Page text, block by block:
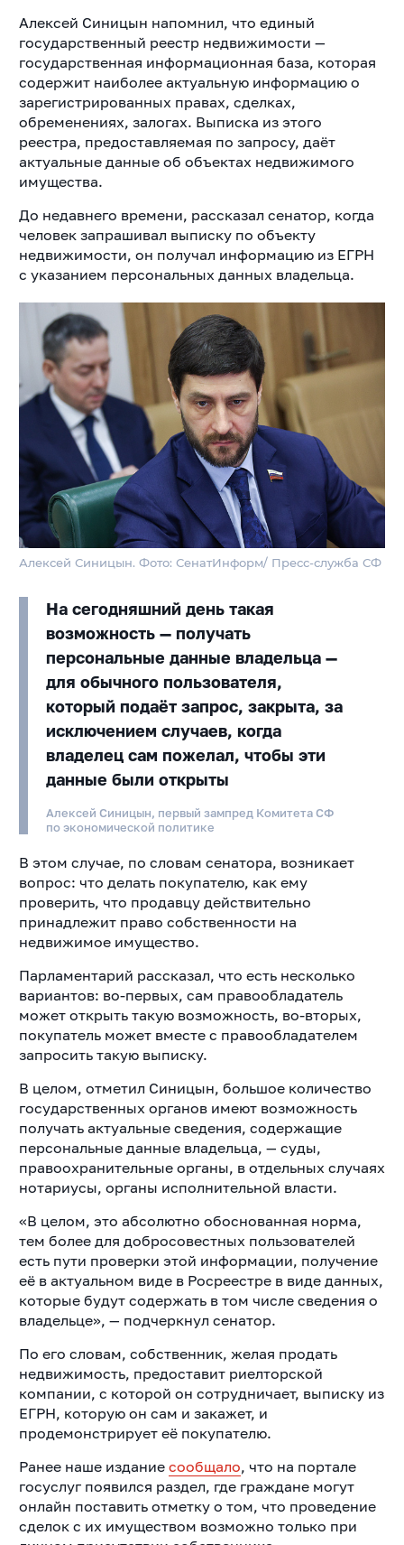
Алексей Синицын напомнил, что единый
государственный реестр недвижимости —
государственная информационная база, которая
содержит наиболее актуальную информацию о
зарегистрированных правах, сделках,
обременениях, залогах. Выписка из этого
реестра, предоставляемая по запросу, даёт
актуальные данные об объектах недвижимого
имущества.
До недавнего времени, рассказал сенатор, когда
человек запрашивал выписку по объекту
недвижимости, он получал информацию из ЕГРН
с указанием персональных данных владельца.
Алексей Синицын. Фото: СенатИнформ/ Пресс-служба СФ
На сегодняшний день такая
возможность — получать
персональные данные владельца —
для обычного пользователя,
который подаёт запрос, закрыта, за
исключением случаев, когда
владелец сам пожелал, чтобы эти
данные были открыты
Алексей Синицын, первый зампред Комитета СФ
по экономической политике
В этом случае, по словам сенатора, возникает
вопрос: что делать покупателю, как ему
проверить, что продавцу действительно
принадлежит право собственности на
недвижимое имущество.
Парламентарий рассказал, что есть несколько
вариантов: во-первых, сам правообладатель
может открыть такую возможность, во-вторых,
покупатель может вместе с правообладателем
запросить такую выписку.
В целом, отметил Синицын, большое количество
государственных органов имеют возможность
получать актуальные сведения, содержащие
персональные данные владельца, — суды,
правоохранительные органы, в отдельных случаях
нотариусы, органы исполнительной власти.
«В целом, это абсолютно обоснованная норма,
тем более для добросовестных пользователей
есть пути проверки этой информации, получение
её в актуальном виде в Росреестре в виде данных,
которые будут содержать в том числе сведения о
владельце», — подчеркнул сенатор.
По его словам, собственник, желая продать
недвижимость, предоставит риелторской
компании, с которой он сотрудничает, выписку из
ЕГРН, которую он сам и закажет, и
продемонстрирует её покупателю.
Ранее наше издание сообщало, что на портале
госуслуг появился раздел, где граждане могут
онлайн поставить отметку о том, что проведение
сделок с их имуществом возможно только при